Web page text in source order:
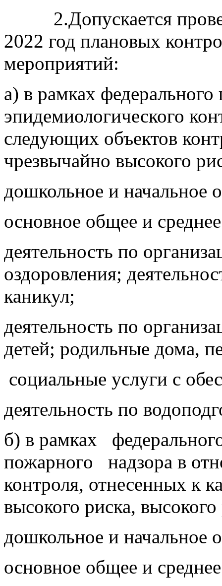
2.Допускается
2022 год плановых
мероприятий:
а) в рамках федерального
эпидемиологического
следующих объектов
чрезвычайно высокого
дошкольное и начальное
основное общее и
деятельность по
оздоровления;
каникул;
деятельность по
детей; родильные дома,
социальные услуги с
деятельность по
б) в рамках
пожарного надзора в
контроля, отнесенных к
высокого риска, высокого
дошкольное и начальное
основное общее и